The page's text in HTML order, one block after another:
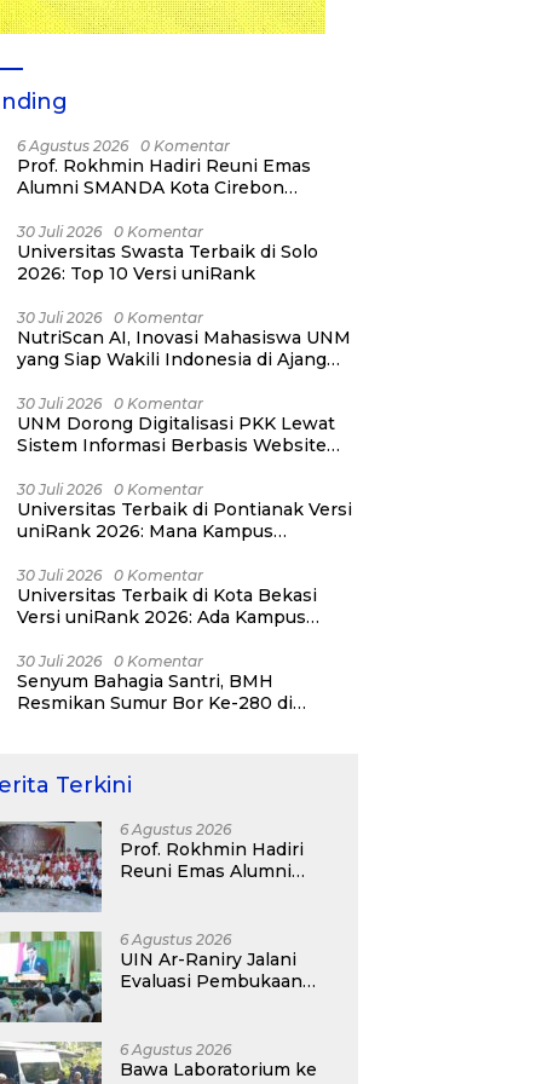
6 Agustus 2026 0 Komentar
Prof. Rokhmin Hadiri Reuni Emas
Alumni SMANDA Kota Cirebon
Pernah Bersama
30 Juli 2026 0 Komentar
Universitas Swasta Terbaik di Solo
2026: Top 10 Versi uniRank
30 Juli 2026 0 Komentar
NutriScan AI, Inovasi Mahasiswa UNM
yang Siap Wakili Indonesia di Ajang
30 Juli 2026 0 Komentar
UNM Dorong Digitalisasi PKK Lewat
Sistem Informasi Berbasis Website
30 Juli 2026 0 Komentar
Universitas Terbaik di Pontianak Versi
uniRank 2026: Mana Kampus
30 Juli 2026 0 Komentar
Universitas Terbaik di Kota Bekasi
Versi uniRank 2026: Ada Kampus
30 Juli 2026 0 Komentar
Senyum Bahagia Santri, BMH
Resmikan Sumur Bor Ke-280 di
Terkini
6 Agustus 2026
Prof. Rokhmin Hadiri
Reuni Emas Alumni
Lalu Kita Pernah
Bersama
6 Agustus 2026
UIN Ar-Raniry Jalani
Evaluasi Pembukaan
Mahasiswa Baru Tahun
Ini
6 Agustus 2026
Bawa Laboratorium ke